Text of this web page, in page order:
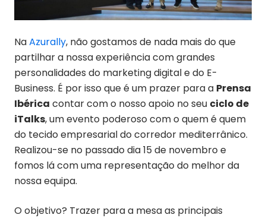
NaAzurally, não gostamos de nada mais do que
partilhar a nossa experiência com grandes
personalidades do marketing digital e do E-
Business. É por isso que é um prazer para a Prensa
Ibérica contar com o nosso apoio no seu ciclo de
iTalks, um evento poderoso com o quem é quem
do tecido empresarial do corredor mediterrânico.
Realizou-se no passado dia 15 de novembro e
fomos lá com uma representação do melhor da
nossa equipa.
O objetivo? Trazer para a mesa as principais